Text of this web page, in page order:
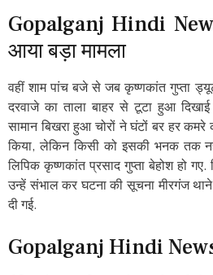
Gopalganj Hindi
आया बड़ा मामला
वहीं शाम पांच बजे से जब कृष्णकांत गुप्ता
दरवाजे का ताला बाहर से टूटा हुआ
सामान बिखरा हुआ चोरों ने घंटों बर हर
किया, लेकिन किसी को इसकी भनक तक
लिपिक कृष्णकांत प्रसाद गुप्ता बेहोश हो
उन्हें संभाल कर घटना की सूचना मीरगंज
दी गई.
Gopalganj Hindi